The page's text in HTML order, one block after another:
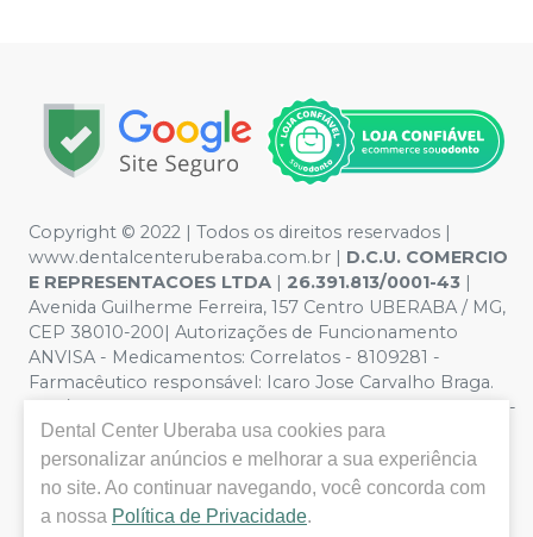
Copyright © 2022 | Todos os direitos reservados |
www.dentalcenteruberaba.com.br | D.C.U. COMERCIO
E REPRESENTACOES LTDA | 26.391.813/0001-43 |
Avenida Guilherme Ferreira, 157 Centro UBERABA / MG,
CEP 38010-200| Autorizações de Funcionamento
ANVISA - Medicamentos: Correlatos - 8109281 -
Farmacêutico responsável: Icaro Jose Carvalho Braga.
CRF/MG nº 53.000 | Política de Privacidade e Segurança -
Fotos meramente ilustrativas - Os preços e condições
da loja virtual estão sujeitos a alterações. Em caso de
divergência de preços no site, o valor válido é o do
Carrinho de Compra. Não vendemos por atacado, por
isso nos reservamos o direito de não atender compras
Dental Center Uberaba usa cookies para
personalizar anúncios e melhorar a sua experiência
no site. Ao continuar navegando, você concorda com
a nossa Política de Privacidade.